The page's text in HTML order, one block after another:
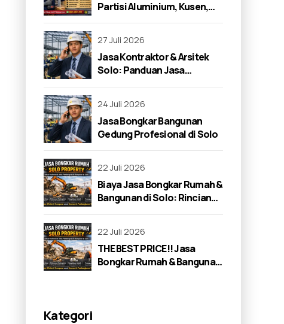
Partisi Aluminium, Kusen,
dan Jendela di Solo 2026
27 Juli 2026
Jasa Kontraktor & Arsitek
Solo: Panduan Jasa
24 Juli 2026
Jasa Bongkar Bangunan
Gedung Profesional di Solo
22 Juli 2026
Biaya Jasa Bongkar Rumah &
Bangunan di Solo: Rincian
22 Juli 2026
THE BEST PRICE!! Jasa
Bongkar Rumah & Bangunan
Kategori